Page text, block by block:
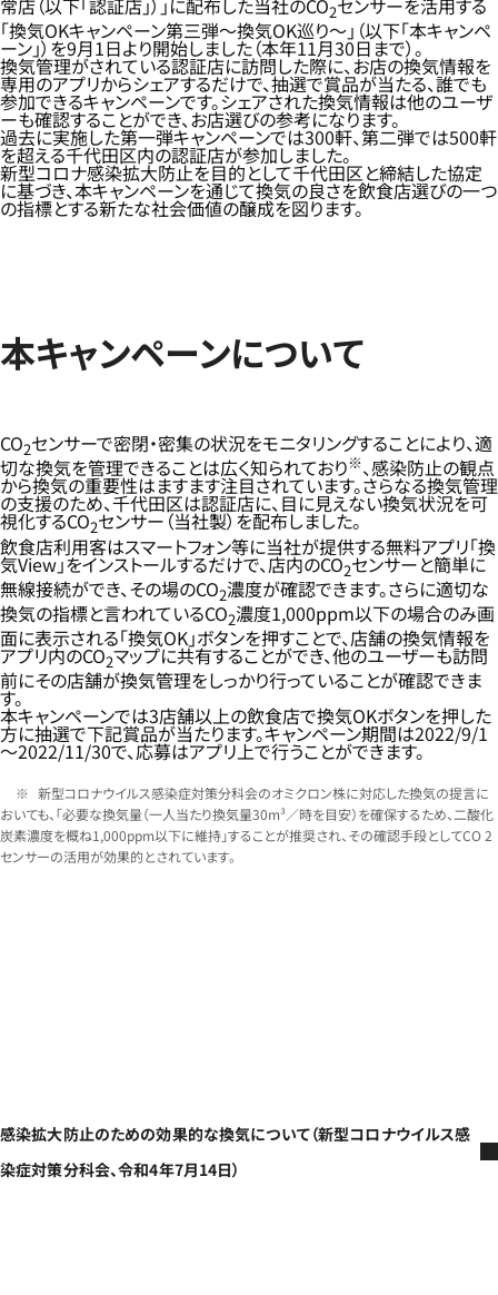
常店（以下「認証店」）」に配布した当社のCO2センサーを活用する
「換気OKキャンペーン第三弾～換気OK巡り～」（以下「本キャンペ
ーン」）を9月1日より開始しました（本年11月30日まで）。
換気管理がされている認証店に訪問した際に、お店の換気情報を
専用のアプリからシェアするだけで、抽選で賞品が当たる、誰でも
参加できるキャンペーンです。シェアされた換気情報は他のユーザ
ーも確認することができ、お店選びの参考になります。
過去に実施した第一弾キャンペーンでは300軒、第二弾では500軒
を超える千代田区内の認証店が参加しました。
新型コロナ感染拡大防止を目的として千代田区と締結した協定
に基づき、本キャンペーンを通じて換気の良さを飲食店選びの一つ
の指標とする新たな社会価値の醸成を図ります。
本キャンペーンについて
CO2センサーで密閉・密集の状況をモニタリングすることにより、適
切な換気を管理できることは広く知られており※、感染防止の観点
から換気の重要性はますます注目されています。さらなる換気管理
の支援のため、千代田区は認証店に、目に見えない換気状況を可
視化するCO2センサー（当社製）を配布しました。
飲食店利用客はスマートフォン等に当社が提供する無料アプリ「換
気View」をインストールするだけで、店内のCO2センサーと簡単に
無線接続ができ、その場のCO2濃度が確認できます。さらに適切な
換気の指標と言われているCO2濃度1,000ppm以下の場合のみ画
面に表示される「換気OK」ボタンを押すことで、店舗の換気情報を
アプリ内のCO2マップに共有することができ、他のユーザーも訪問
前にその店舗が換気管理をしっかり行っていることが確認できま
す。
本キャンペーンでは3店舗以上の飲食店で換気OKボタンを押した
方に抽選で下記賞品が当たります。キャンペーン期間は2022/9/1
～2022/11/30で、応募はアプリ上で行うことができます。
新型コロナウイルス感染症対策分科会のオミクロン株に対応した換気の提言に
おいても、「必要な換気量（一人当たり換気量30m³／時を目安）を確保するため、二酸化
炭素濃度を概ね1,000ppm以下に維持」することが推奨され、その確認手段としてCO 2
センサーの活用が効果的とされています。
感染拡大防止のための効果的な換気について（新型コロナウイルス感
染症対策分科会、令和4年7月14日）